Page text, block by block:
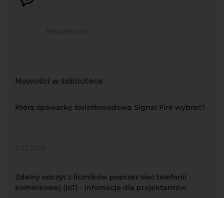
Nowości w bibliotece
Którą spawarkę światłowodową Signal Fire wybrać?
Zdalny odczyt z liczników poprzez sieć telefonii
komórkowej (ioT) - infomacje dla projektantów